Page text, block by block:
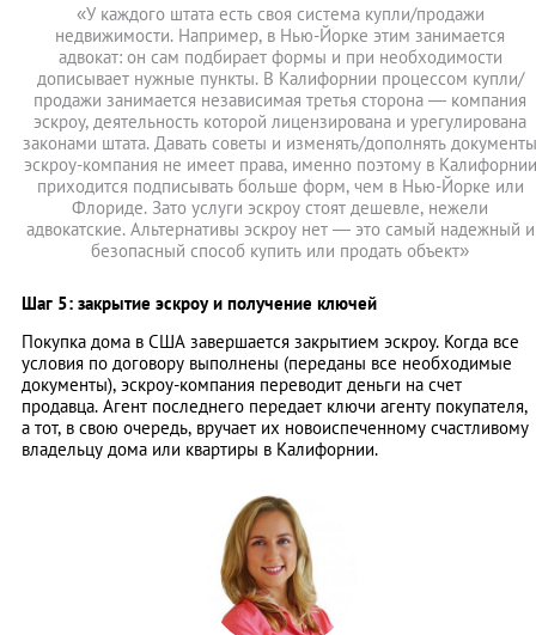
«У каждого штата есть своя система купли/продажи
недвижимости. Например, в Нью-Йорке этим занимается
адвокат: он сам подбирает формы и при необходимости
дописывает нужные пункты. В Калифорнии процессом купли/
продажи занимается независимая третья сторона — компания
эскроу, деятельность которой лицензирована и урегулирована
законами штата. Давать советы и изменять/дополнять документы
эскроу-компания не имеет права, именно поэтому в Калифорнии
приходится подписывать больше форм, чем в Нью-Йорке или
Флориде. Зато услуги эскроу стоят дешевле, нежели
адвокатские. Альтернативы эскроу нет — это самый надежный и
безопасный способ купить или продать объект»
Шаг 5: закрытие эскроу и получение ключей
Покупка дома в США завершается закрытием эскроу. Когда все
условия по договору выполнены (переданы все необходимые
документы), эскроу-компания переводит деньги на счет
продавца. Агент последнего передает ключи агенту покупателя,
а тот, в свою очередь, вручает их новоиспеченному счастливому
владельцу дома или квартиры в Калифорнии.